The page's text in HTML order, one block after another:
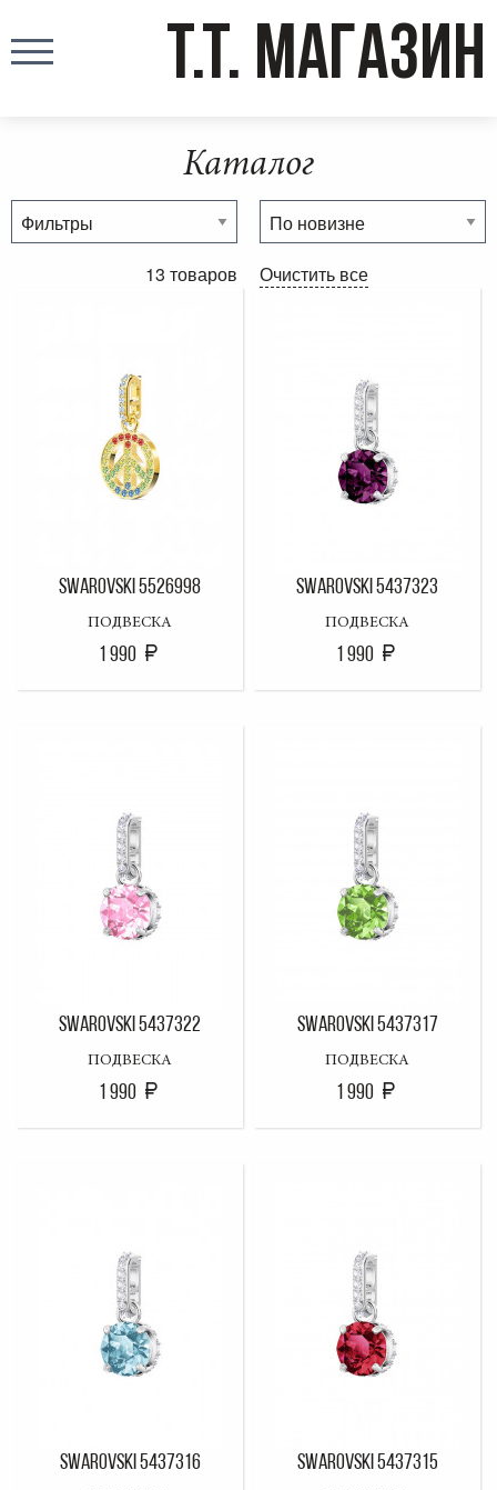
T.T. МАГАЗИН
Каталог
13 товаров Очистить все
SWAROVSKI 5526998
ПОДВЕСКА
1 990
SWAROVSKI 5437323
ПОДВЕСКА
1 990
SWAROVSKI 5437322
ПОДВЕСКА
1 990
SWAROVSKI 5437317
ПОДВЕСКА
1 990
SWAROVSKI 5437316 SWAROVSKI 5437315